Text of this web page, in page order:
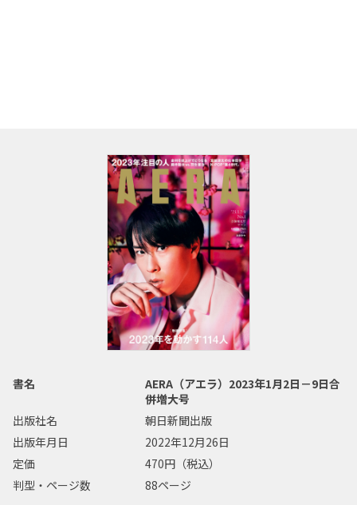
書名
AERA（アエラ）2023年1月2日－9日合
併増大号
出版社名
朝日新聞出版
出版年月日
2022年12月26日
定価
470円（税込）
判型・ページ数
88ページ